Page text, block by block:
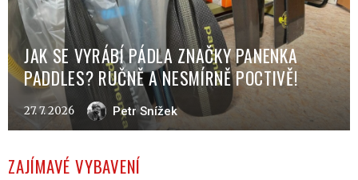
JAK SE VYRÁBÍ PÁDLA ZNAČKY PANENKA
PADDLES? RUČNĚ A NESMÍRNĚ POCTIVĚ!
27. 7. 2026 Petr Snížek
ZAJÍMAVÉ VYBAVENÍ